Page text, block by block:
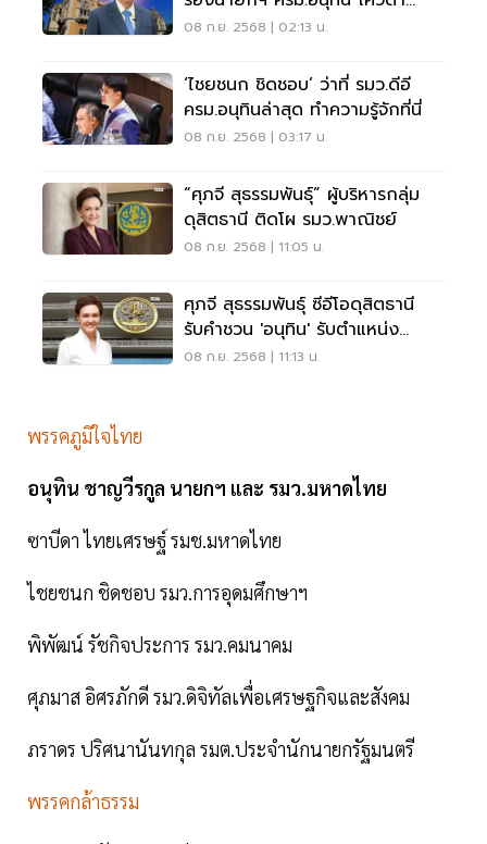
คนนอก
08 ก.ย. 2568 | 02:13 น.
‘ไชยชนก ชิดชอบ’ ว่าที่ รมว.ดีอี
ครม.อนุทินล่าสุด ทำความรู้จักที่นี่
08 ก.ย. 2568 | 03:17 น.
“ศุภจี สุธรรมพันธุ์” ผู้บริหารกลุ่ม
ดุสิตธานี ติดโผ รมว.พาณิชย์
08 ก.ย. 2568 | 11:05 น.
ศุภจี สุธรรมพันธุ์ ซีอีโอดุสิตธานี
รับคำชวน 'อนุทิน' รับตำแหน่ง
รมว.พาณิชย์ คนใหม่
08 ก.ย. 2568 | 11:13 น.
พรรคภูมิใจไทย
อนุทิน ชาญวีรกูล นายกฯ และ รมว.มหาดไทย
ซาบีดา ไทยเศรษฐ์ รมช.มหาดไทย
ไชยชนก ชิดชอบ รมว.การอุดมศึกษาฯ
พิพัฒน์ รัชกิจประการ รมว.คมนาคม
ศุภมาส อิศรภักดี รมว.ดิจิทัลเพื่อเศรษฐกิจและสังคม
ภราดร ปริศนานันทกุล รมต.ประจำนักนายกรัฐมนตรี
พรรคกล้าธรรม